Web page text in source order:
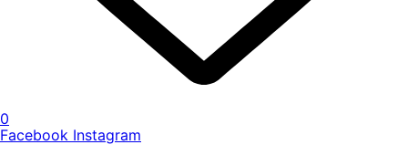
0
Facebook Instagram